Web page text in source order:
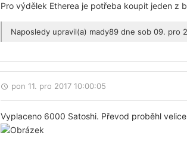
Pro výdělek Etherea je potřeba koupit jeden z
Naposledy upravil(a) mady89 dne sob 09. pro
pon 11. pro 2017 10:00:05
Vyplaceno 6000 Satoshi. Převod proběhl